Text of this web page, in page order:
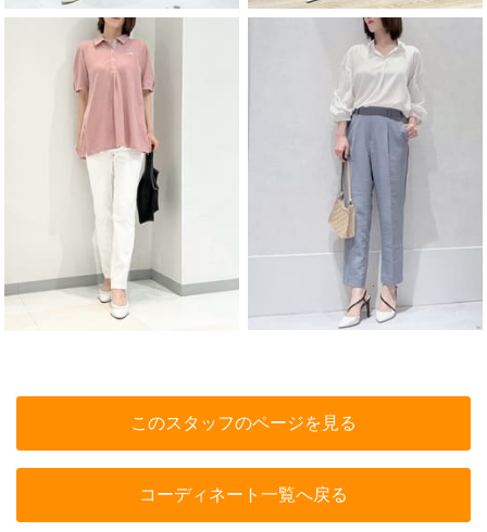
このスタッフのページを見る
コーディネート一覧へ戻る